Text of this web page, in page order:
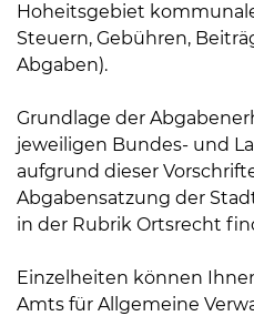
24576 Bad
Bramstedt
506-
Mo,
Di,
08
Hoheitsgebiet
Steuern, Gebühren,
Abgaben).
Grundlage der
jeweiligen Bundes- und
aufgrund dieser
Abgabensatzung der
in der Rubrik Ortsrecht
Einzelheiten können
Amts für Allgemeine